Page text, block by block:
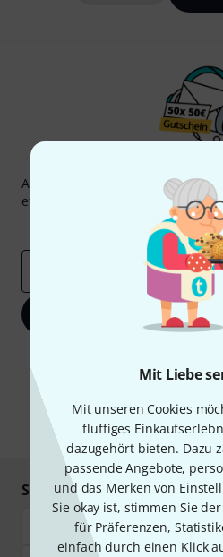
Mit Liebe
Mit unseren Cookies
fluffiges
dazugehört bieten. Dazu
passende Angebote,
und das Merken von
Sie okay ist, stimmen Sie
für Präferenzen,
einfach durch einen Klick
Abonniere den Thomann
etwas Glück einen von
50
Inspirierende Beiträge
Jetzt
Werbung und einer Messung des E-
Abmeldung ist jederzeit möglich.
*
Sicher einkaufen &